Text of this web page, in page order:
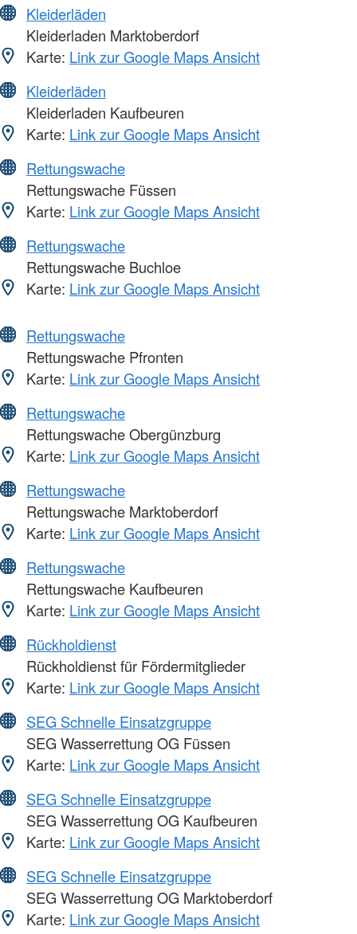
Kleiderläden
Kleiderladen Marktoberdorf
Karte: Link zur Google Maps Ansicht
Kleiderläden
Kleiderladen Kaufbeuren
Karte: Link zur Google Maps Ansicht
Rettungswache
Rettungswache Füssen
Karte: Link zur Google Maps Ansicht
Rettungswache
Rettungswache Buchloe
Karte: Link zur Google Maps Ansicht
Rettungswache
Rettungswache Pfronten
Karte: Link zur Google Maps Ansicht
Rettungswache
Rettungswache Obergünzburg
Karte: Link zur Google Maps Ansicht
Rettungswache
Rettungswache Marktoberdorf
Karte: Link zur Google Maps Ansicht
Rettungswache
Rettungswache Kaufbeuren
Karte: Link zur Google Maps Ansicht
Rückholdienst
Rückholdienst für Fördermitglieder
Karte: Link zur Google Maps Ansicht
SEG Schnelle Einsatzgruppe
SEG Wasserrettung OG Füssen
Karte: Link zur Google Maps Ansicht
SEG Schnelle Einsatzgruppe
SEG Wasserrettung OG Kaufbeuren
Karte: Link zur Google Maps Ansicht
SEG Schnelle Einsatzgruppe
SEG Wasserrettung OG Marktoberdorf
Karte: Link zur Google Maps Ansicht